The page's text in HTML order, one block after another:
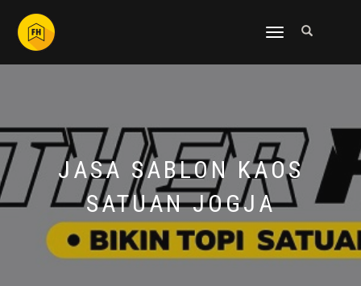
NAVIGASI
JASA SABLON KAOS
SATUAN JOGJA